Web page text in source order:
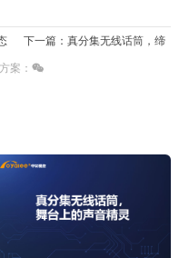
下一篇：真分集无线话筒，缔
案：